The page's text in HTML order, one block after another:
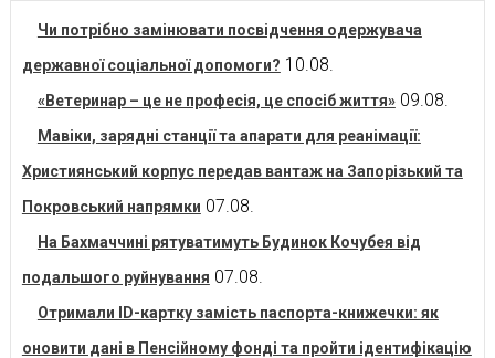
Чи потрібно замінювати посвідчення одержувача
державної соціальної допомоги? 10.08.
«Ветеринар – це не професія, це спосіб життя» 09.08.
Мавіки, зарядні станції та апарати для реанімації:
Християнський корпус передав вантаж на Запорізький та
Покровський напрямки 07.08.
На Бахмаччині рятуватимуть Будинок Кочубея від
подальшого руйнування 07.08.
Отримали ID-картку замість паспорта-книжечки: як
оновити дані в Пенсійному фонді та пройти ідентифікацію